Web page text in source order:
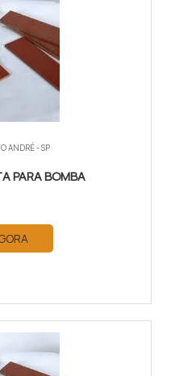
ANDRÉ - SP
PARA BOMBA